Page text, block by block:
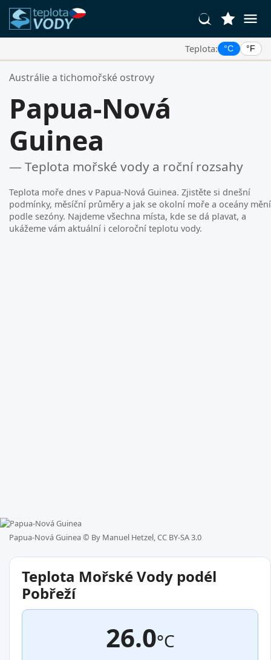
Teplota: °C °F
Vaše Oblíbené Lokality:
Austrálie a tichomořské ostrovy
Papua-Nová
Guinea
— Teplota mořské vody a roční rozsahy
Teplota moře dnes v Papua-Nová Guinea. Zjistěte si dnešní
podmínky, měsíční průměry a jak se okolní moře a oceány mění
podle sezóny. Najdeme všechna místa, kde se dá plavat, a
ukážeme vám aktuální i celoroční teplotu vody.
Papua-Nová Guinea © By Manuel Hetzel, CC BY-SA 3.0
Teplota Mořské Vody podél
Pobřeží
26.0°C